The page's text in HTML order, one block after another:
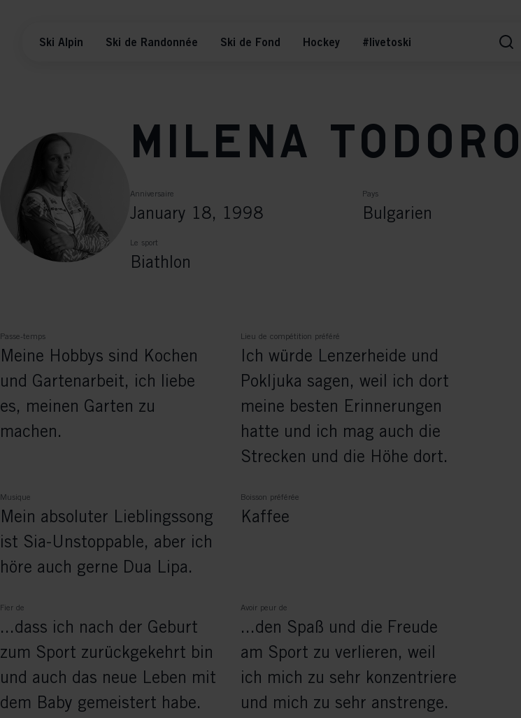
Ski Alpin Ski de Randonnée Ski de Fond Hockey #livetoski
Milena
Anniversaire
January 18, 1998
Pays
Bulgarien
Le sport
Biathlon
Passe-temps
Meine Hobbys sind Kochen
und Gartenarbeit, ich liebe
es, meinen Garten zu
machen.
Lieu de compétition préféré
Ich würde Lenzerheide und
Pokljuka sagen, weil ich dort
meine besten Erinnerungen
hatte und ich mag auch die
Strecken und die Höhe dort.
Musique
Mein absoluter Lieblingssong
ist Sia-Unstoppable, aber ich
höre auch gerne Dua Lipa.
Boisson préférée
Kaffee
Fier de
...dass ich nach der Geburt
zum Sport zurückgekehrt bin
und auch das neue Leben mit
dem Baby gemeistert habe.
Avoir peur de
...den Spaß und die Freude
am Sport zu verlieren, weil
ich mich zu sehr konzentriere
und mich zu sehr anstrenge.